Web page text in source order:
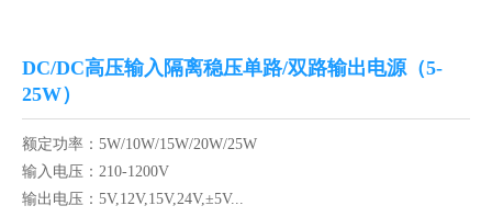
DC/DC高压输入隔离稳压单路/双路输出电源（5-
25W）
额定功率：5W/10W/15W/20W/25W
输入电压：210-1200V
输出电压：5V,12V,15V,24V,±5V...